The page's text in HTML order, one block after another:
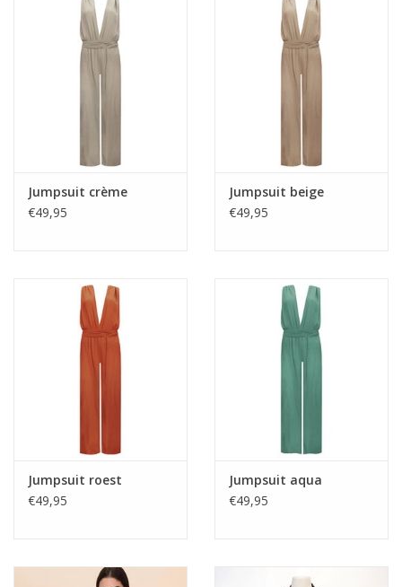
Jumpsuit crème
€49,95
Jumpsuit beige
€49,95
Jumpsuit roest
€49,95
Jumpsuit aqua
€49,95